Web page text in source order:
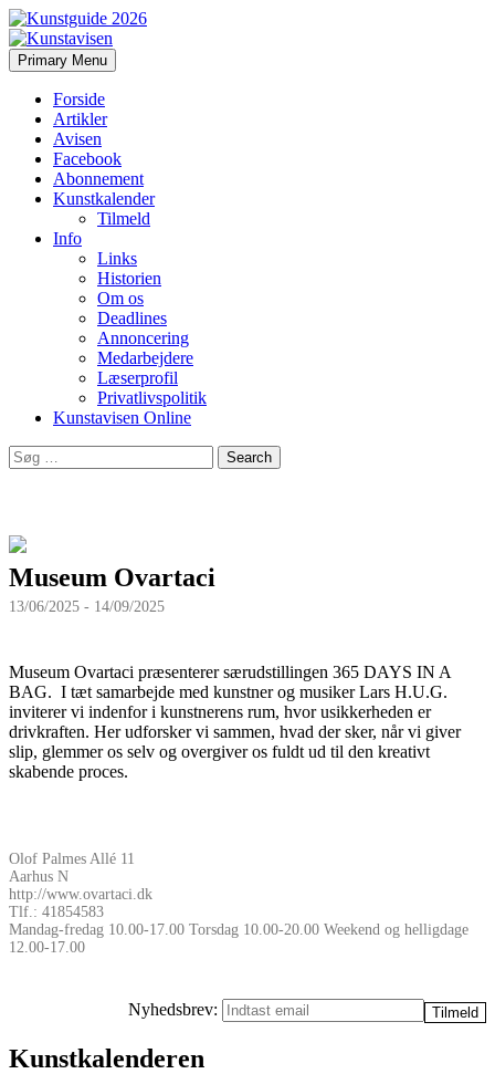
Kunstavisen
Search
Primary Menu Skip
to
Forside
Artikler
Avisen
Facebook
Abonnement
Kunstkalender
Tilmeld
Info
Links
Historien
Om os
Deadlines
Annoncering
Medarbejdere
Læserprofil
Privatlivspolitik
Kunstavisen Online
Search
for:
Museum Ovartaci
13/06/2025 - 14/09/2025
Museum Ovartaci præsenterer særudstillingen 365 DAYS IN A
BAG. I tæt samarbejde med kunstner og musiker Lars H.U.G.
inviterer vi indenfor i kunstnerens rum, hvor usikkerheden er
drivkraften. Her udforsker vi sammen, hvad der sker, når vi giver
slip, glemmer os selv og overgiver os fuldt ud til den kreativt
skabende proces.
Olof Palmes Allé 11
Aarhus N
http://www.ovartaci.dk
Tlf.: 41854583
Mandag-fredag 10.00-17.00 Torsdag 10.00-20.00 Weekend og helligdage
12.00-17.00
Nyhedsbrev:
Kunstkalenderen